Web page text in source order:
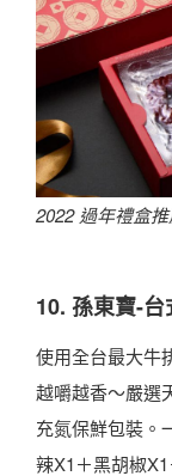
2022 過年禮盒推
10. 孫東寶-
使用全台最大牛
越嚼越香～嚴選
充氮保鮮包裝。
辣X1＋黑胡椒